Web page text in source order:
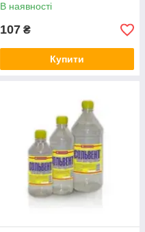
В наявності
107 ₴
Купити